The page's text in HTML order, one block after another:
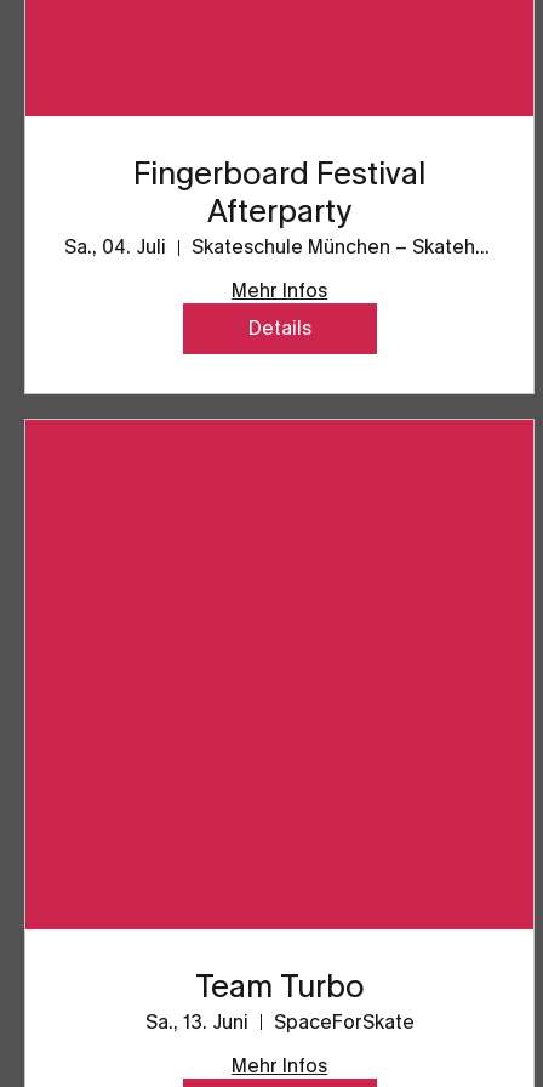
Fingerboard Festival
Afterparty
Sa., 04. Juli
Skateschule München – Skatehalle SpaceFo
Mehr Infos
Details
Team Turbo
Sa., 13. Juni
SpaceForSkate
Mehr Infos